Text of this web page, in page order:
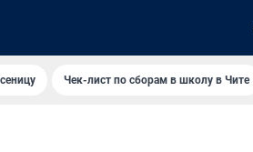
Чек-лист по сборам в школу в Чите